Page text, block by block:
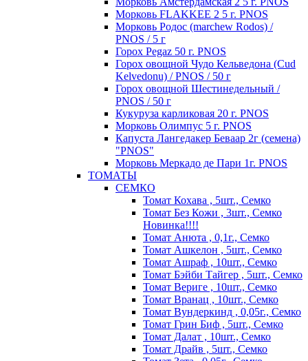
Морковь FLAKKEE 2 5 г. PNOS
Морковь Родос (marchew Rodos) /
PNOS / 5 г
Горох Pegaz 50 г. PNOS
Горох овощной Чудо Кельведона (Cud
Kelvedonu) / PNOS / 50 г
Горох овощной Шестинедельный /
PNOS / 50 г
Кукуруза карликовая 20 г. PNOS
Морковь Олимпус 5 г. PNOS
Капуста Лангедакер Беваар 2г (семена)
"PNOS"
Морковь Меркадо де Пари 1г. PNOS
ТОМАТЫ
СЕМКО
Томат Кохава , 5шт., Семко
Томат Без Кожи , 3шт., Семко
Новинка!!!!
Томат Анюта , 0,1г., Семко
Томат Ашкелон , 5шт., Семко
Томат Ашраф , 10шт., Семко
Томат Бэйби Тайгер , 5шт., Семко
Томат Вериге , 10шт., Семко
Томат Вранац , 10шт., Семко
Томат Вундеркинд , 0,05г., Семко
Томат Грин Биф , 5шт., Семко
Томат Далат , 10шт., Семко
Томат Драйв , 5шт., Семко